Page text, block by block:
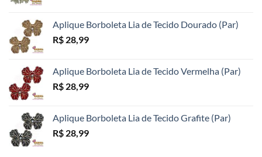
Aplique Borboleta Lia de Tecido Dourado (Par)
R$ 28,99
Aplique Borboleta Lia de Tecido Vermelha (Par)
R$ 28,99
Aplique Borboleta Lia de Tecido Grafite (Par)
R$ 28,99